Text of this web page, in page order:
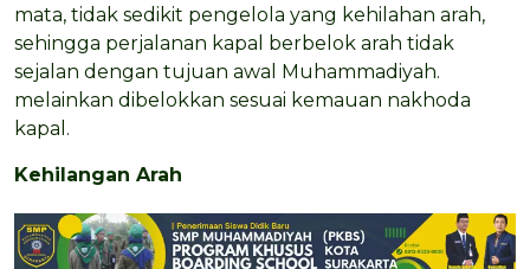
mata, tidak sedikit pengelola yang kehilahan arah,
sehingga perjalanan kapal berbelok arah tidak
sejalan dengan tujuan awal Muhammadiyah.
melainkan dibelokkan sesuai kemauan nakhoda
kapal.
Kehilangan Arah